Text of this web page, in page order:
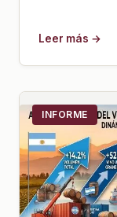
Leer más →
INFORME